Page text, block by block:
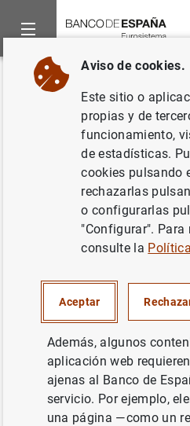
Inicio Noticias y eventos
Volver
El Informe
Review» señala
de las
intensifica los
sistema
El Informe
señala que la
económicas
sistema financiero
Aviso de cookies.
Este sitio o
propias y de
funcionamiento,
de estadísticas.
cookies pulsando
rechazarlas
o configurarlas
"Configurar".
consulte la
Aceptar
Además, algunos
aplicación web
ajenas al Banco de
servicio. Por ejemplo,
una página —como un